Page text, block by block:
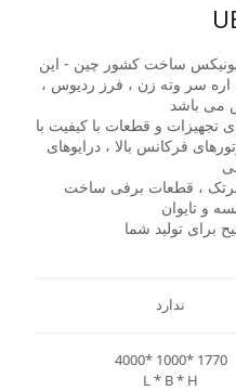
برند یونیکس ساخت کشور چین - این
اره سر وته زن ، فرز ردیوس ،
می باشد
دارای تجهیزات و قطعات با کیفیت با
فرکانس بالا ، درایوهای
ایرتک ، قطعات برفی ساخت
و تایوان
برای تولید شما
ندارد
4000* 1000* 1770
L * B * H